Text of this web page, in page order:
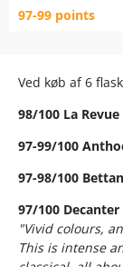
97-99 points
Ved køb af 6
98/100 La
97-99/100
97-98/100
97/100 Decanter
"Vivid colours,
This is intense